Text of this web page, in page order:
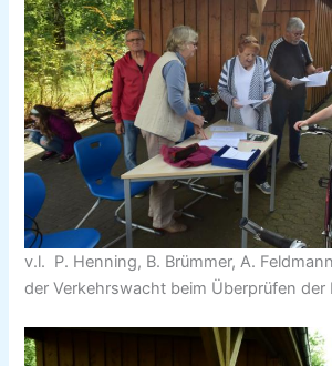
v.l. P. Henning, B. Brümmer, A.
der Verkehrswacht beim Überprüfen der